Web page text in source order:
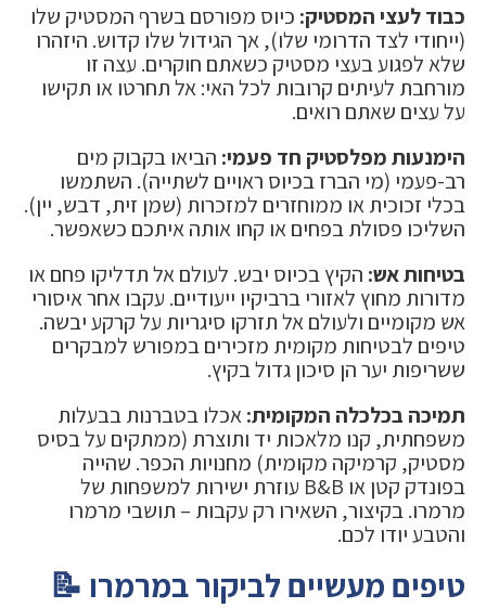
כבוד לעצי המסטיק: כיוס מפורסם בשרף המסטיק שלו
(ייחודי לצד הדרומי שלו), אך הגידול שלו קדוש. היזהרו
שלא לפגוע בעצי מסטיק כשאתם חוקרים. עצה זו
מורחבת לעיתים קרובות לכל האי: אל תחרטו או תקישו
על עצים שאתם רואים.
הימנעות מפלסטיק חד פעמי: הביאו בקבוק מים
רב-פעמי (מי הברז בכיוס ראויים לשתייה). השתמשו
בכלי זכוכית או ממוחזרים למזכרות (שמן זית, דבש, יין).
השליכו פסולת בפחים או קחו אותה איתכם כשאפשר.
בטיחות אש: הקיץ בכיוס יבש. לעולם אל תדליקו פחם או
מדורות מחוץ לאזורי ברביקיו ייעודיים. עקבו אחר איסורי
אש מקומיים ולעולם אל תזרקו סיגריות על קרקע יבשה.
טיפים לבטיחות מקומית מזכירים במפורש למבקרים
ששריפות יער הן סיכון גדול בקיץ.
תמיכה בכלכלה המקומית:אכלו בטברנות בבעלות
משפחתית, קנו מלאכות יד ותוצרת (ממתקים על בסיס
מסטיק, קרמיקה מקומית) מחנויות הכפר. שהייה
בפונדק קטן או B&B עוזרת ישירות למשפחות של
מרמרו. בקיצור, השאירו רק עקבות – תושבי מרמרו
והטבע יודו לכם.
טיפים מעשיים לביקור במרמרו 📝